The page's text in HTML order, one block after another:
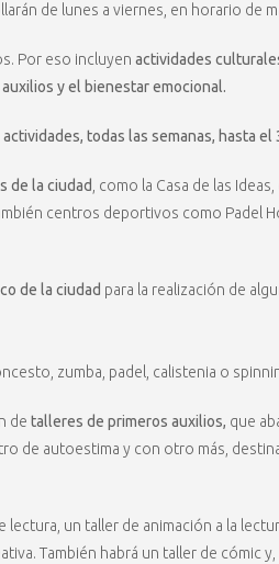
de lunes a viernes, en horario de
Por eso incluyen actividades
y el bienestar emocional.
todas las semanas, hasta el
de la ciudad, como la Casa de las
centros deportivos como Padel
de la ciudad para la realización de
zumba, padel, calistenia o
de talleres de primeros auxilios, que
de autoestima y con otro más,
lectura, un taller de animación a la
También habrá un taller de cómic